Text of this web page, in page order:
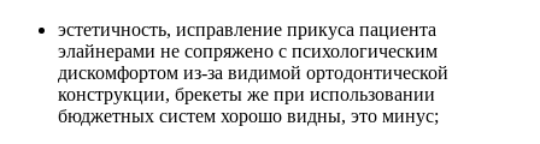
эстетичность, исправление прикуса пациента
элайнерами не сопряжено с психологическим
дискомфортом из-за видимой ортодонтической
конструкции, брекеты же при использовании
бюджетных систем хорошо видны, это минус;